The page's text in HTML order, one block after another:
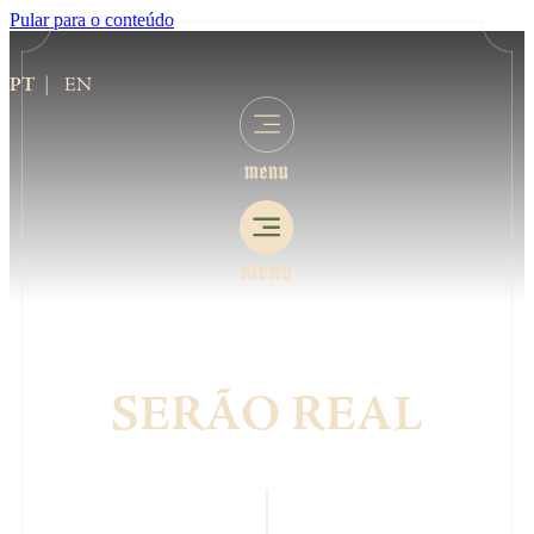
Pular para o conteúdo
PT EN
SERÃO REAL